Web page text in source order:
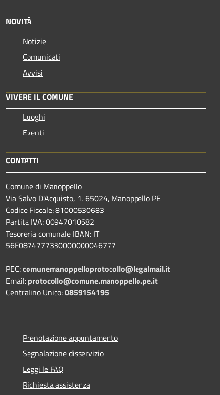
NOVITÀ
Notizie
Comunicati
Avvisi
VIVERE IL COMUNE
Luoghi
Eventi
CONTATTI
Comune di Manoppello
Via Salvo D'Acquisto, 1, 65024, Manoppello PE
Codice Fiscale: 81000530683
Partita IVA: 00947010682
Tesoreria comunale IBAN: IT
56F0874777330000000046777
PEC:comunemanoppelloprotocollo@legalmail.it
Email: protocollo@comune.manoppello.pe.it
Centralino Unico:0859154195
Prenotazione appuntamento
Segnalazione disservizio
Leggi le FAQ
Richiesta assistenza